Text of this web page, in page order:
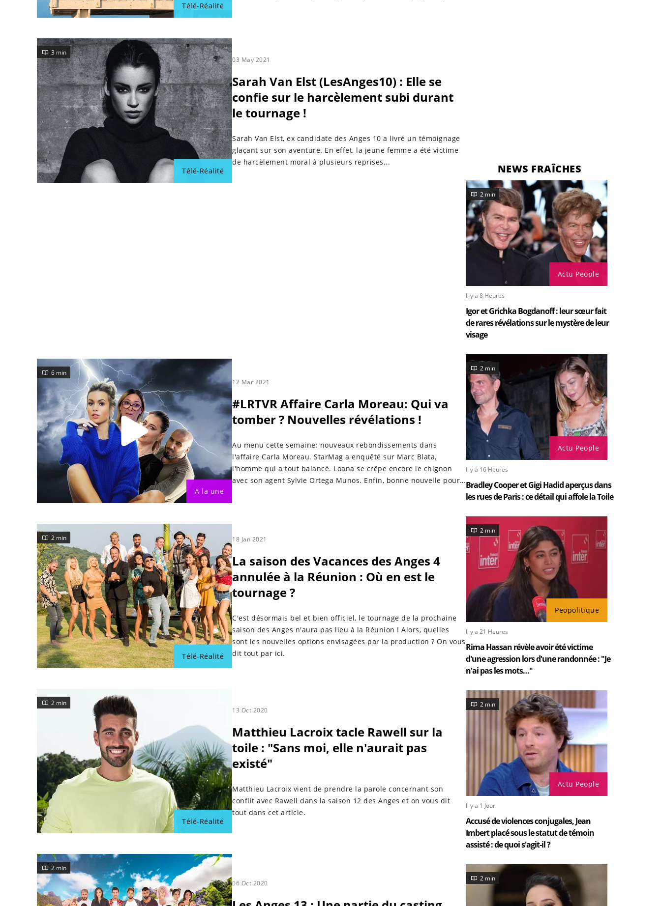
Télé-Réalité
Télé-Réalité
3 min
03 May 2021
Sarah Van Elst (LesAnges10) : Elle se
confie sur le harcèlement subi durant
le tournage !
Sarah Van Elst, ex candidate des Anges 10 a livré un témoignage
glaçant sur son aventure. En effet, la jeune femme a été victime
de harcèlement moral à plusieurs reprises...
A la une
6 min
12 Mar 2021
#LRTVR Affaire Carla Moreau: Qui va
tomber ? Nouvelles révélations !
Au menu cette semaine: nouveaux rebondissements dans
l'affaire Carla Moreau. StarMag a enquêté sur Marc Blata,
l'homme qui a tout balancé. Loana se crêpe encore le chignon
avec son agent Sylvie Ortega Munos. Enfin, bonne nouvelle pour
Télé-Réalité
2 min 18 Jan 2021
La saison des Vacances des Anges 4
annulée à la Réunion : Où en est le
tournage ?
C'est désormais bel et bien officiel, le tournage de la prochaine
saison des Anges n'aura pas lieu à la Réunion ! Alors, quelles
sont les nouvelles options envisagées par la production ? On vous
dit tout par ici.
Télé-Réalité
2 min
13 Oct 2020
Matthieu Lacroix tacle Rawell sur la
toile : "Sans moi, elle n'aurait pas
existé"
Matthieu Lacroix vient de prendre la parole concernant son
conflit avec Rawell dans la saison 12 des Anges et on vous dit
tout dans cet article.
2 min
06 Oct 2020
NEWS FRAÎCHES
Actu People
2 min
Il y a 8 Heures
Igor et Grichka Bogdanoff : leur sœur fait
de rares révélations sur le mystère de leur
visage
Actu People
2 min
Il y a 16 Heures
Bradley Cooper et Gigi Hadid aperçus dans
les rues de Paris : ce détail qui affole la Toile
Peopolitique
2 min
Il y a 21 Heures
Rima Hassan révèle avoir été victime
d'une agression lors d'une randonnée : "Je
n'ai pas les mots…"
Actu People
2 min
Il y a 1 Jour
Accusé de violences conjugales, Jean
Imbert placé sous le statut de témoin
assisté : de quoi s'agit-il ?
2 min